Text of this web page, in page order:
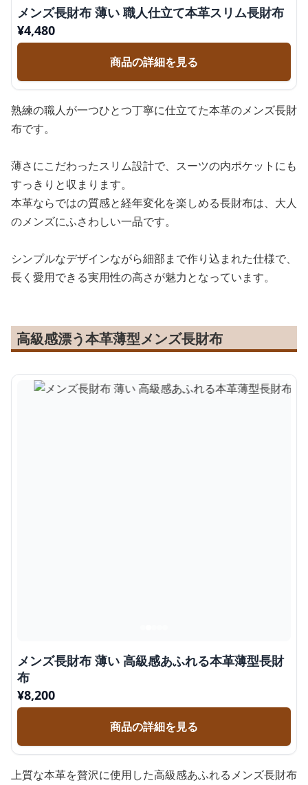
メンズ長財布 薄い 職人仕立て本革スリム長財布
¥4,480
商品の詳細を見る
熟練の職人が一つひとつ丁寧に仕立てた本革のメンズ長財
布です。
薄さにこだわったスリム設計で、スーツの内ポケットにも
すっきりと収まります。
本革ならではの質感と経年変化を楽しめる長財布は、大人
のメンズにふさわしい一品です。
シンプルなデザインながら細部まで作り込まれた仕様で、
長く愛用できる実用性の高さが魅力となっています。
高級感漂う本革薄型メンズ長財布
メンズ長財布 薄い 高級感あふれる本革薄型長財
布
¥8,200
商品の詳細を見る
上質な本革を贅沢に使用した高級感あふれるメンズ長財布